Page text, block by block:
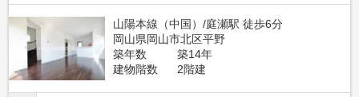
山陽本線（中国）/庭瀬駅 徒歩6分
岡山県岡山市北区平野
築年数
築14年
建物階数
2階建